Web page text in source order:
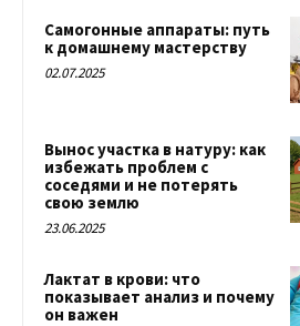
Самогонные аппараты: путь
к домашнему мастерству
02.07.2025
Вынос участка в натуру: как
избежать проблем с
соседями и не потерять
свою землю
23.06.2025
Лактат в крови: что
показывает анализ и почему
он важен